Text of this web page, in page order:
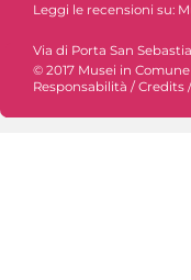
Leggi le recensioni su:
Via di Porta San
© 2017 Musei in Comune
Responsabilità / Credits /